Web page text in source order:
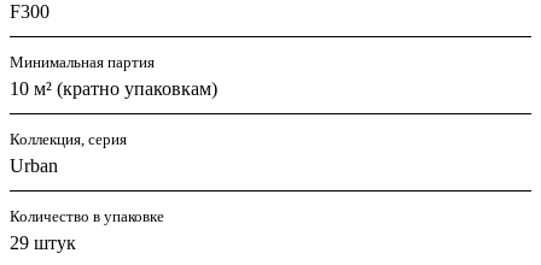
F300
Минимальная партия
10 м² (кратно упаковкам)
Коллекция, серия
Urban
Количество в упаковке
29 штук